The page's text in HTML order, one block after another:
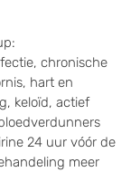
chronische
hart en
keloïd, actief
24 uur vóór de
meer